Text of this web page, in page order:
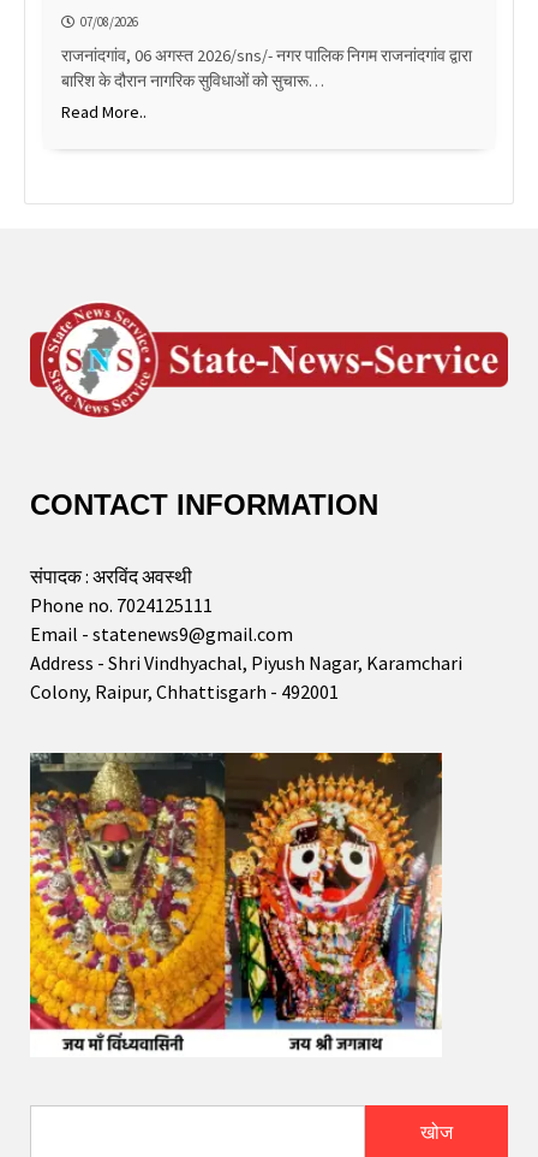
07/08/2026
राजनांदगांव, 06 अगस्त 2026/sns/- नगर पालिक निगम राजनांदगांव द्वारा
बारिश के दौरान नागरिक सुविधाओं को सुचारू…
Read More..
CONTACT INFORMATION
संपादक : अरविंद अवस्थी
Phone no. 7024125111
Email - statenews9@gmail.com
Address - Shri Vindhyachal, Piyush Nagar, Karamchari
Colony, Raipur, Chhattisgarh - 492001
खोज